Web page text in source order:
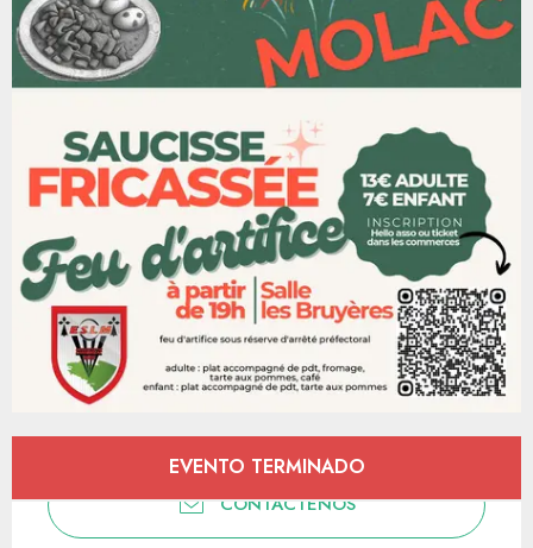
Horarios y datos de contacto
EVENTO TERMINADO
CONTÁCTENOS